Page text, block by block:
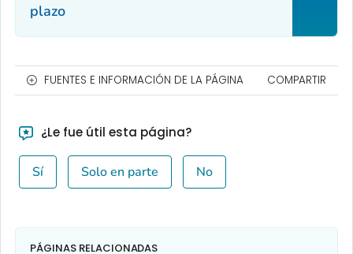
plazo
FUENTES E INFORMACIÓN DE LA PÁGINA COMPARTIR
¿Le fue útil esta página?
Sí Solo en parte No
PÁGINAS RELACIONADAS